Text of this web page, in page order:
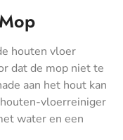
houten vloer
dat de mop niet te
aan het hout kan
vloerreiniger
water en een